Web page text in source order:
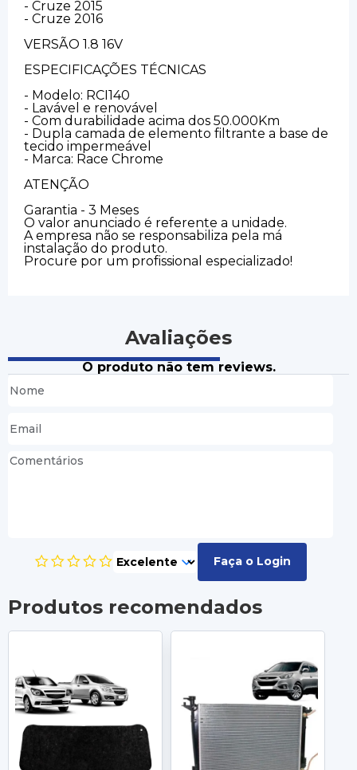
- Cruze 2015
- Cruze 2016
VERSÃO 1.8 16V
ESPECIFICAÇÕES TÉCNICAS
- Modelo: RCI140
- Lavável e renovável
- Com durabilidade acima dos 50.000Km
- Dupla camada de elemento filtrante a base de
tecido impermeável
- Marca: Race Chrome
ATENÇÃO
Garantia - 3 Meses
O valor anunciado é referente a unidade.
A empresa não se responsabiliza pela má
instalação do produto.
Procure por um profissional especializado!
Avaliações
O produto não tem reviews.
Faça o Login
Produtos recomendados